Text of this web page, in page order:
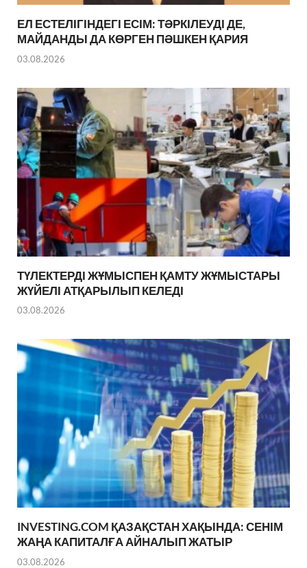
ЕЛ ЕСТЕЛІГІНДЕГІ ЕСІМ: ТӘРКІЛЕУДІ ДЕ,
МАЙДАНДЫ ДА КӨРГЕН ПӘШКЕН ҚАРИЯ
03.08.2026
ТҮЛЕКТЕРДІ ЖҰМЫСПЕН ҚАМТУ ЖҰМЫСТАРЫ
ЖҮЙЕЛІ АТҚАРЫЛЫП КЕЛЕДІ
03.08.2026
INVESTING.COM ҚАЗАҚСТАН ХАҚЫНДА: СЕНІМ
ЖАҢА КАПИТАЛҒА АЙНАЛЫП ЖАТЫР
03.08.2026